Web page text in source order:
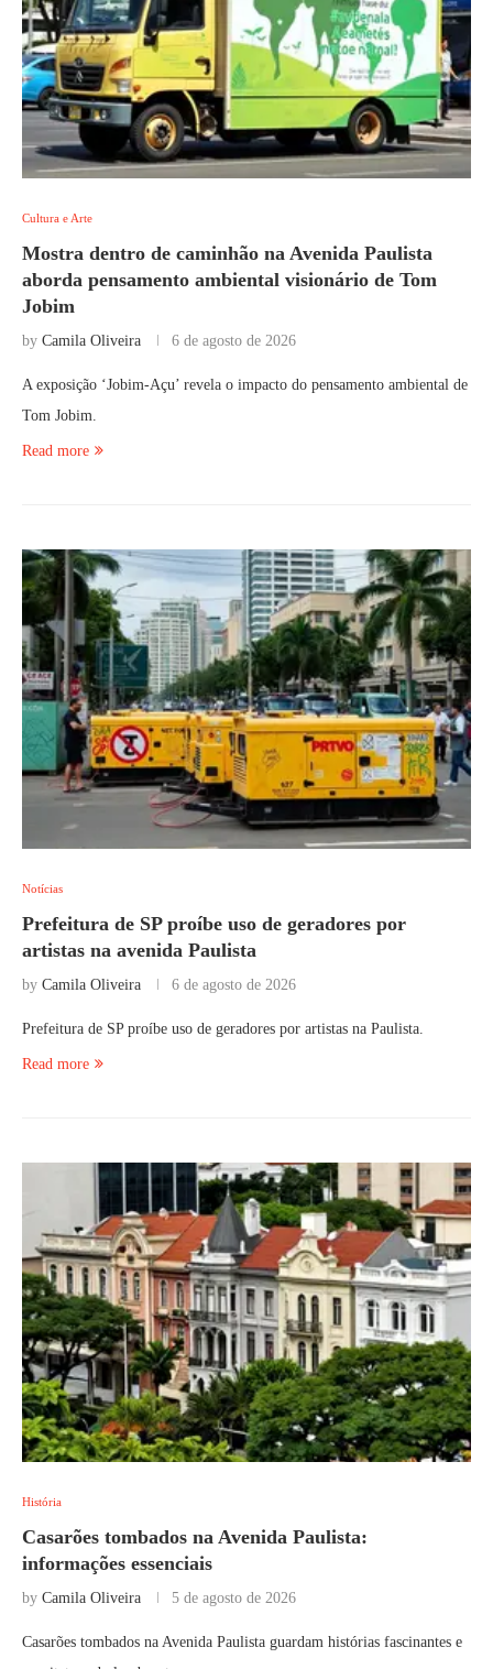
Cultura e Arte
Mostra dentro de caminhão na Avenida Paulista
aborda pensamento ambiental visionário de Tom
Jobim
by Camila Oliveira 6 de agosto de 2026
A exposição ‘Jobim-Açu’ revela o impacto do pensamento ambiental de
Tom Jobim.
Read more
Notícias
Prefeitura de SP proíbe uso de geradores por
artistas na avenida Paulista
by Camila Oliveira 6 de agosto de 2026
Prefeitura de SP proíbe uso de geradores por artistas na Paulista.
Read more
História
Casarões tombados na Avenida Paulista:
informações essenciais
by Camila Oliveira 5 de agosto de 2026
Casarões tombados na Avenida Paulista guardam histórias fascinantes e